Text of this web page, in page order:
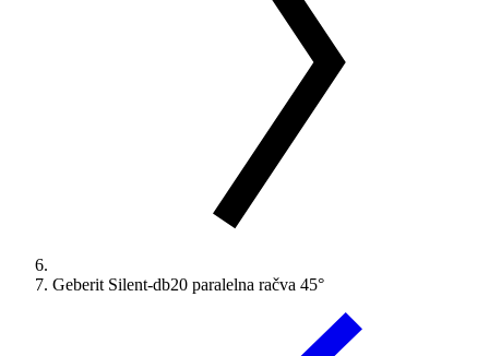
Geberit Silent-db20 paralelna račva 45°